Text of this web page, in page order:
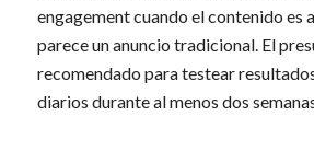
engagement cuando el contenido es
parece un anuncio tradicional. El
recomendado para testear
diarios durante al menos dos